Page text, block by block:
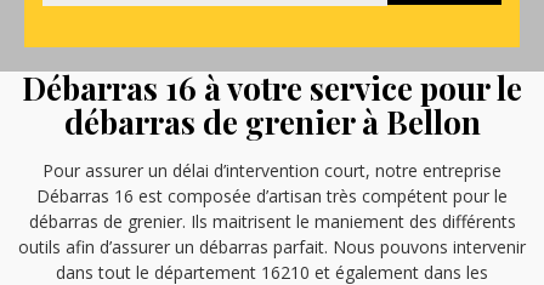
Débarras 16 à votre service pour le
débarras de grenier à Bellon
Pour assurer un délai d’intervention court, notre entreprise
Débarras 16 est composée d’artisan très compétent pour le
débarras de grenier. Ils maitrisent le maniement des différents
outils afin d’assurer un débarras parfait. Nous pouvons intervenir
dans tout le département 16210 et également dans les